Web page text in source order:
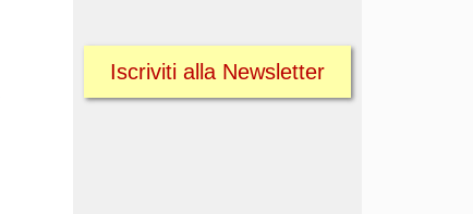
Iscriviti alla Newsletter